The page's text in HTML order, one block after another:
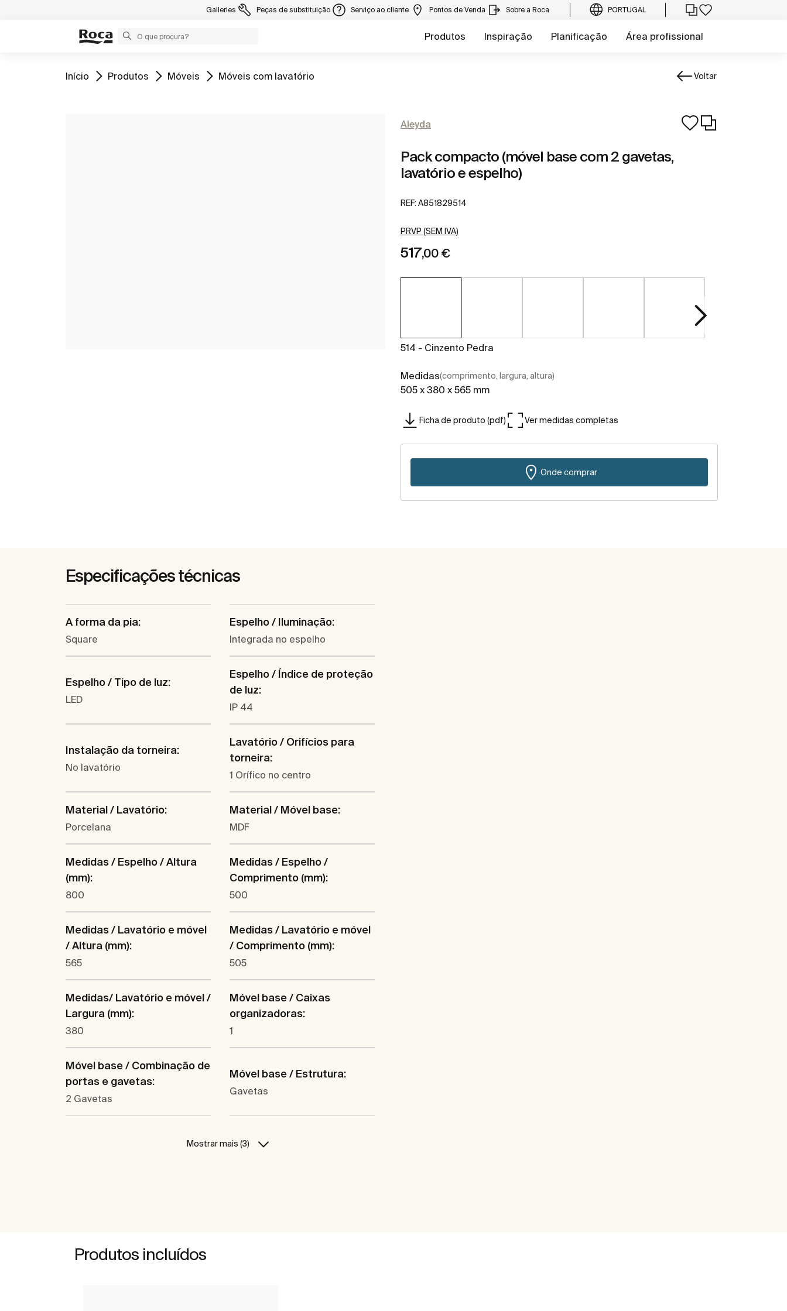
Galleries Peças de substituição Serviço ao cliente Pontos de Venda Sobre a Roca PORTUGAL
Produtos Inspiração Planificação Área profissional
Ir para
Início Ir para
Produtos Ir para
Móveis Ir para
Móveis com lavatório Voltar
Aleyda
Pack compacto (móvel base com 2 gavetas,
lavatório e espelho)
REF: A851829514
PRVP (SEM IVA)
517,00 €
514 - Cinzento Pedra
Medidas(comprimento, largura, altura)
505 x 380 x 565 mm
Ficha de produto (pdf) Ver medidas completas
Onde comprar
Especificações técnicas
A forma da pia:
Square
Espelho / Iluminação:
Integrada no espelho
Espelho / Tipo de luz:
LED
Espelho / Índice de proteção
de luz:
IP 44
Instalação da torneira:
No lavatório
Lavatório / Orifícios para
torneira:
1 Orífico no centro
Material / Lavatório:
Porcelana
Material / Móvel base:
MDF
Medidas / Espelho / Altura
(mm):
800
Medidas / Espelho /
Comprimento (mm):
500
Medidas / Lavatório e móvel
/ Altura (mm):
565
Medidas / Lavatório e móvel
/ Comprimento (mm):
505
Medidas/ Lavatório e móvel /
Largura (mm):
380
Móvel base / Caixas
organizadoras:
1
Móvel base / Combinação de
portas e gavetas:
2 Gavetas
Móvel base / Estrutura:
Gavetas
Mostrar mais (3)
Produtos incluídos